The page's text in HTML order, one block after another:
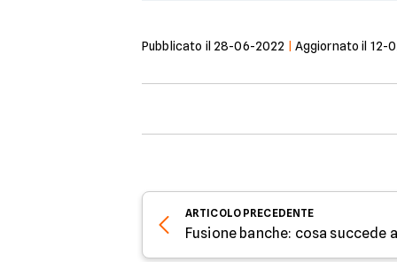
Pubblicato il 28-06-2022 Aggiornato il 12-
ARTICOLO PRECEDENTE
Fusione banche: cosa succede